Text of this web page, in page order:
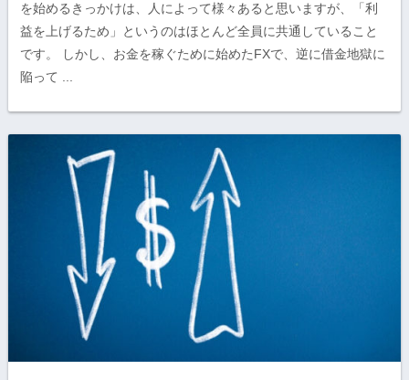
を始めるきっかけは、人によって様々あると思いますが、「利
益を上げるため」というのはほとんど全員に共通していること
です。 しかし、お金を稼ぐために始めたFXで、逆に借金地獄に
陥って ...